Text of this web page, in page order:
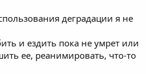
деградации я не
и ездить пока не умрет или
ее, реанимировать, что-то